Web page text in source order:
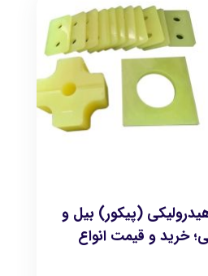
(پیکور) بیل و
خرید و قیمت انواع